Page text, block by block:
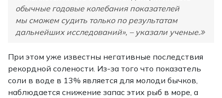
обычные годовые колебания показателей
мы сможем судить только по результатам
дальнейших исследований», – указали ученые.
При этом уже известны негативные последствия
рекордной солености. Из-за того что показатель
соли в воде в 13% является для молоди бычков,
наблюдается снижение запас этих рыб в море, а